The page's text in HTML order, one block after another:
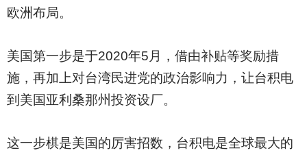
欧洲布局。
美国第一步是于2020年5月，借由补贴等奖励措
施，再加上对台湾民进党的政治影响力，让台积电
到美国亚利桑那州投资设厂。
这一步棋是美国的厉害招数，台积电是全球最大的